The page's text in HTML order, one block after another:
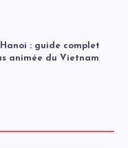
: guide complet
animée du Vietnam